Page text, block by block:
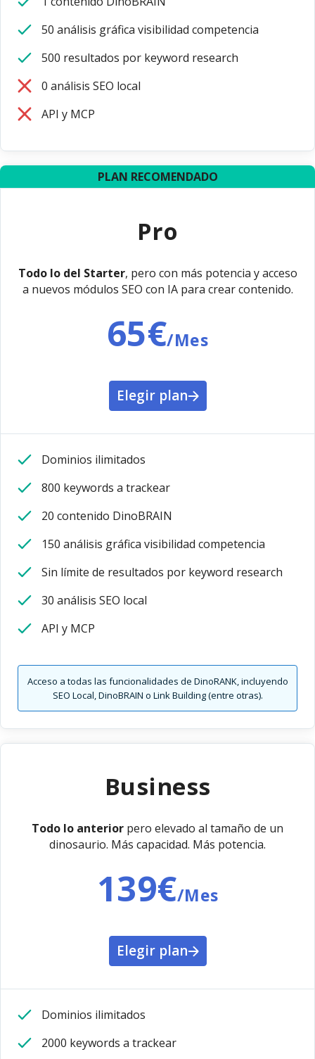
50 análisis gráfica visibilidad competencia
500 resultados por keyword research
0 análisis SEO local
API y MCP
PLAN RECOMENDADO
Pro
Todo lo del Starter, pero con más potencia y acceso
a nuevos módulos SEO con IA para crear contenido.
65€/Mes
Elegir plan
Dominios ilimitados
800 keywords a trackear
20 contenido DinoBRAIN
150 análisis gráfica visibilidad competencia
Sin límite de resultados por keyword research
30 análisis SEO local
API y MCP
Acceso a todas las funcionalidades de DinoRANK, incluyendo
SEO Local, DinoBRAIN o Link Building (entre otras).
Business
Todo lo anterior pero elevado al tamaño de un
dinosaurio. Más capacidad. Más potencia.
139€/Mes
Elegir plan
Dominios ilimitados
2000 keywords a trackear